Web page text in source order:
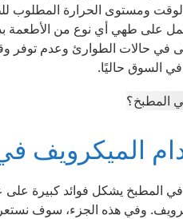
ومستوى الحرارة المطلوب
على طهي أي نوع من الأطعمة
في حالات الطوارئ وعدم توفر
في السوق حاليًا.
الميكرويف
المطبخ يشكل فوائد كبيرة
وفي هذه الجزء، سوف